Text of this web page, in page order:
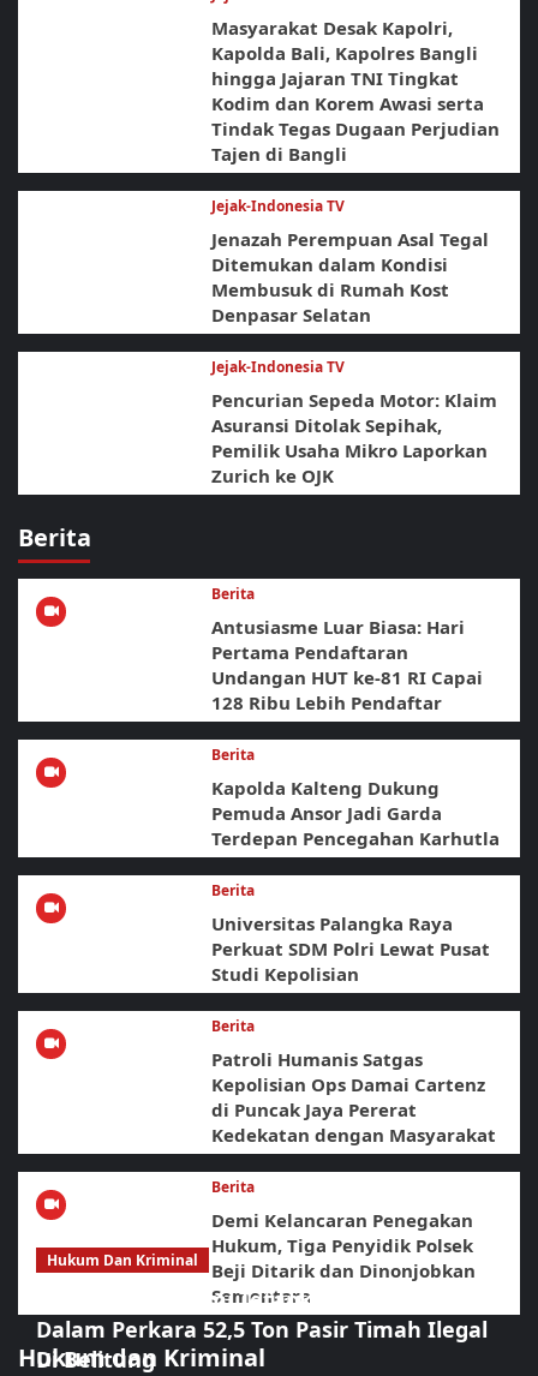
Masyarakat Desak Kapolri,
Kapolda Bali, Kapolres Bangli
hingga Jajaran TNI Tingkat
Kodim dan Korem Awasi serta
Tindak Tegas Dugaan Perjudian
Tajen di Bangli
Jejak-Indonesia TV
Jenazah Perempuan Asal Tegal
Ditemukan dalam Kondisi
Membusuk di Rumah Kost
Denpasar Selatan
Jejak-Indonesia TV
Pencurian Sepeda Motor: Klaim
Asuransi Ditolak Sepihak,
Pemilik Usaha Mikro Laporkan
Zurich ke OJK
Berita
Berita
Antusiasme Luar Biasa: Hari
Pertama Pendaftaran
Undangan HUT ke-81 RI Capai
128 Ribu Lebih Pendaftar
Berita
Kapolda Kalteng Dukung
Pemuda Ansor Jadi Garda
Terdepan Pencegahan Karhutla
Berita
Universitas Palangka Raya
Perkuat SDM Polri Lewat Pusat
Studi Kepolisian
Berita
Patroli Humanis Satgas
Kepolisian Ops Damai Cartenz
di Puncak Jaya Pererat
Kedekatan dengan Masyarakat
Berita
Demi Kelancaran Penegakan
Hukum, Tiga Penyidik Polsek
Beji Ditarik dan Dinonjobkan
Sementara
Hukum dan Kriminal
Hukum Dan Kriminal
Polda Babel Resmi Tetapkan 4 Tersangka
Dalam Perkara 52,5 Ton Pasir Timah Ilegal
Di Belitung